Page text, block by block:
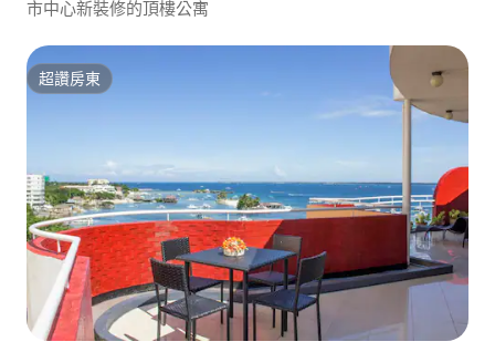
市中心新裝修的頂樓公寓
超讚房東
超讚房東